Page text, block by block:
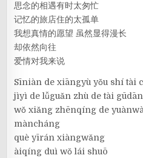
思念的相遇有时太匆忙
记忆的旅店住的太孤单
我想真情的愿望 虽然显得漫长
却依然向往
爱情对我来说
Sīniàn de xiāngyù yǒu shí tài
jìyì de lǚguǎn zhù de tài gūdān
wǒ xiǎng zhēnqíng de
màncháng
què yīrán xiàngwǎng
àiqíng duì wǒ lái shuō